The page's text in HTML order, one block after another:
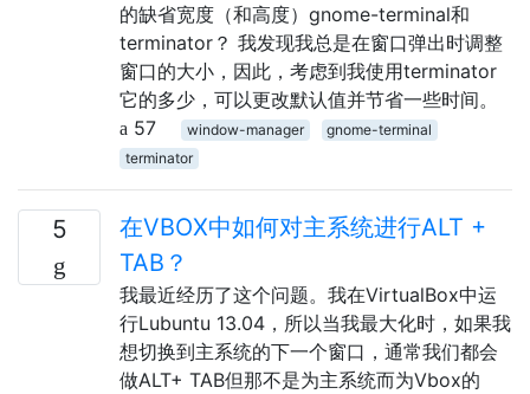
的缺省宽度（和高度）gnome-terminal和
terminator？ 我发现我总是在窗口弹出时调整
窗口的大小，因此，考虑到我使用terminator
它的多少，可以更改默认值并节省一些时间。
57
window-manager
gnome-terminal
terminator
5
在VBOX中如何对主系统进行ALT +
TAB？
我最近经历了这个问题。我在VirtualBox中运
行Lubuntu 13.04，所以当我最大化时，如果我
想切换到主系统的下一个窗口，通常我们都会
做ALT+ TAB但那不是为主系统而为Vbox的